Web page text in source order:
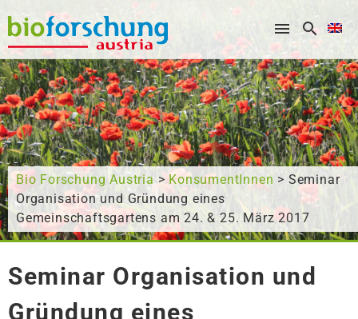
What are you looking for?
Bio Forschung Austria >KonsumentInnen > Seminar
Organisation und Gründung eines
Gemeinschaftsgartens am 24. & 25. März 2017
Seminar Organisation und
Gründung eines